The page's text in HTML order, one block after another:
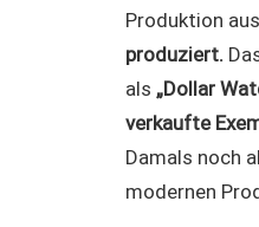
Produktion
produziert.
als „Dollar
verkaufte
Damals noch
modernen